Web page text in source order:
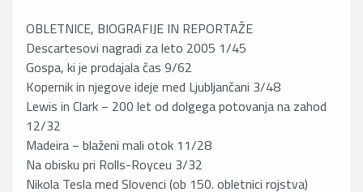
OBLETNICE, BIOGRAFIJE IN REPORTAŽE
Descartesovi nagradi za leto 2005 1/45
Gospa, ki je prodajala čas 9/62
Kopernik in njegove ideje med Ljubljančani 3/48
Lewis in Clark − 200 let od dolgega potovanja na zahod
12/32
Madeira − blaženi mali otok 11/28
Na obisku pri Rolls-Royceu 3/32
Nikola Tesla med Slovenci (ob 150. obletnici rojstva)